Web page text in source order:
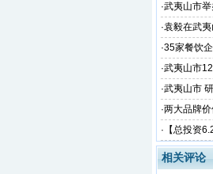
·武夷山市举
·袁毅在武
·35家餐饮
位
·武夷山市
·武夷山市
看这里~
·两大品牌
品牌价值评
· 【总投资
目涉及茶旅
相关评论